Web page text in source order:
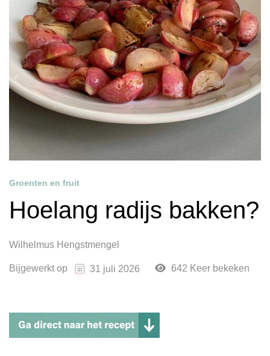
Groenten en fruit
Hoelang radijs bakken?
Wilhelmus Hengstmengel
Bijgewerkt op 31 juli 2026 642 Keer bekeken